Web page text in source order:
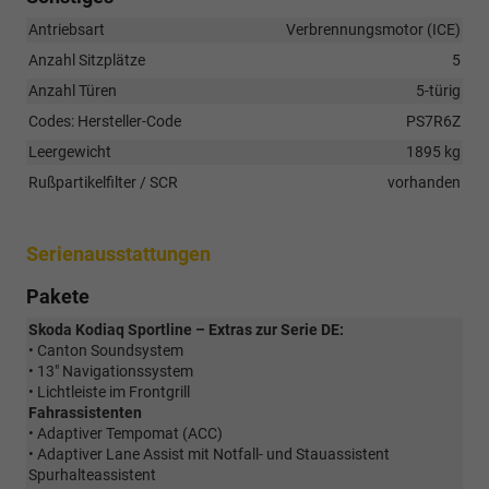
Antriebsart
Verbrennungsmotor (ICE)
Anzahl Sitzplätze
5
Anzahl Türen
5-türig
Codes: Hersteller-Code
PS7R6Z
Leergewicht
1895 kg
Rußpartikelfilter / SCR
vorhanden
Serienausstattungen
Pakete
Skoda Kodiaq Sportline – Extras zur Serie DE:
• Canton Soundsystem
• 13" Navigationssystem
• Lichtleiste im Frontgrill
Fahrassistenten
• Adaptiver Tempomat (ACC)
• Adaptiver Lane Assist mit Notfall- und Stauassistent
Spurhalteassistent